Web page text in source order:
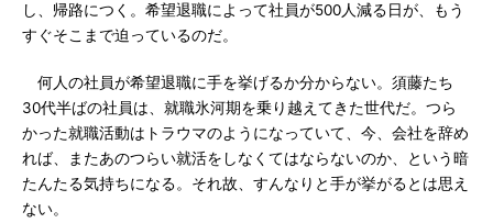
し、帰路につく。希望退職によって社員が500人減る日が、もう
すぐそこまで迫っているのだ。
何人の社員が希望退職に手を挙げるか分からない。須藤たち
30代半ばの社員は、就職氷河期を乗り越えてきた世代だ。つら
かった就職活動はトラウマのようになっていて、今、会社を辞め
れば、またあのつらい就活をしなくてはならないのか、という暗
たんたる気持ちになる。それ故、すんなりと手が挙がるとは思え
ない。